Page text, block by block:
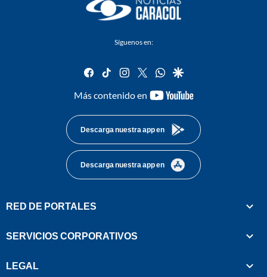
Síguenos en:
facebook
tiktok instagram
twitterwhatsapp
google
Más contenido en
youtube-
Descarga nuestra app en
Descarga nuestra app en
RED DE PORTALES
SERVICIOS CORPORATIVOS
LEGAL